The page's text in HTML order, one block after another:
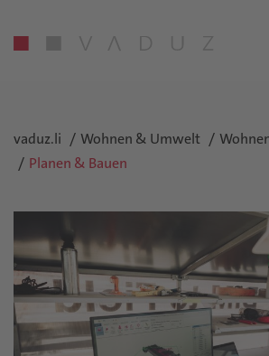
vaduz.li Wohnen & Umwelt
Planen & Bauen